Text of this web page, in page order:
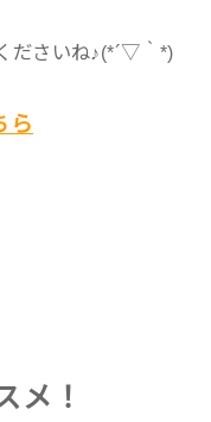
ださいね♪(*´▽｀*)
ら
メ！